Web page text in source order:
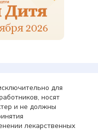
для
носят
и не должны
лекарственных